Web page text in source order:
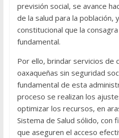
previsión social, se avance
de la salud para la población,
constitucional que la
fundamental.
Por ello, brindar servicios de
oaxaqueñas sin seguridad
fundamental de esta
proceso se realizan los
optimizar los recursos, en
Sistema de Salud sólido, con
que aseguren el acceso